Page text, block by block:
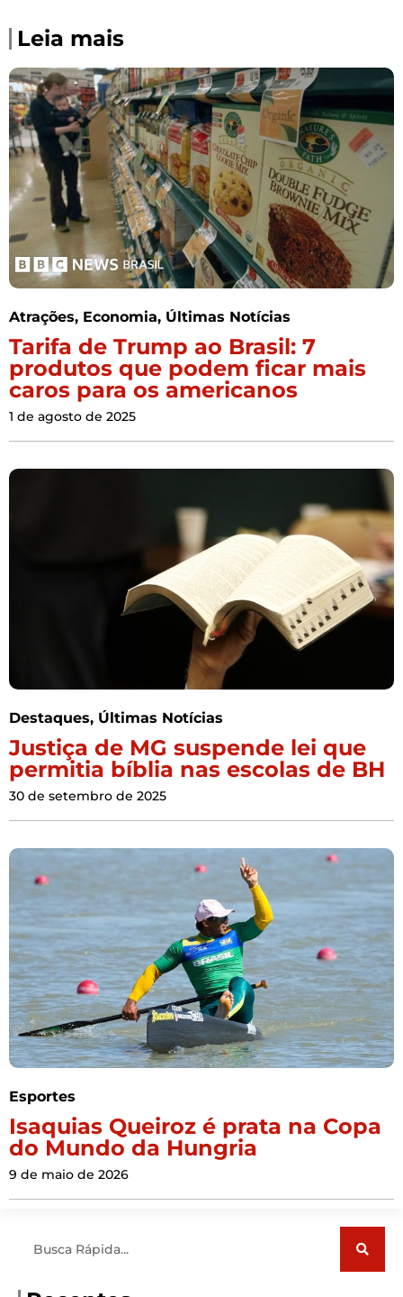
Leia mais
Atrações, Economia, Últimas Notícias
Tarifa de Trump ao Brasil: 7
produtos que podem ficar mais
caros para os americanos
1 de agosto de 2025
Destaques, Últimas Notícias
Justiça de MG suspende lei que
permitia bíblia nas escolas de BH
30 de setembro de 2025
Esportes
Isaquias Queiroz é prata na Copa
do Mundo da Hungria
9 de maio de 2026